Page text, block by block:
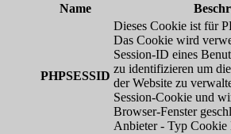
Name
PHPSESSID
Dieses Cookie ist für
Das Cookie wird
Session-ID eines
zu identifizieren um
der Website zu
Session-Cookie und
Browser-Fenster
Anbieter - Typ Cookie